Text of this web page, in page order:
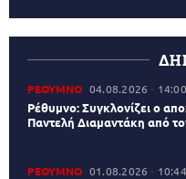
ΡΕΘΥΜΝΟ 04.08.2026 14:00
Ρέθυμνο: Συγκλονίζει ο
Παντελή Διαμαντάκη από
ΡΕΘΥΜΝΟ 01.08.2026 10:44